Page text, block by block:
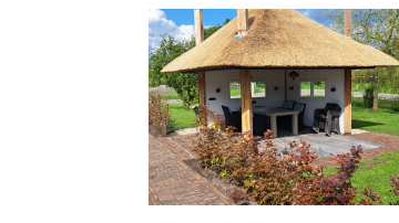
COMPLETE VERBOUWING
APPARTEMENT